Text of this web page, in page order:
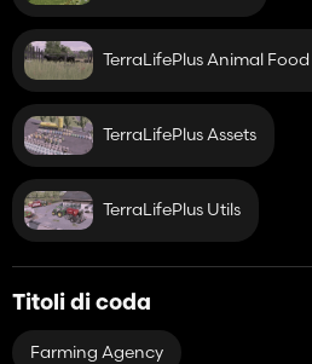
TerraLifePlus Animal
TerraLifePlus Assets
TerraLifePlus Utils
Titoli di coda
Farming Agency